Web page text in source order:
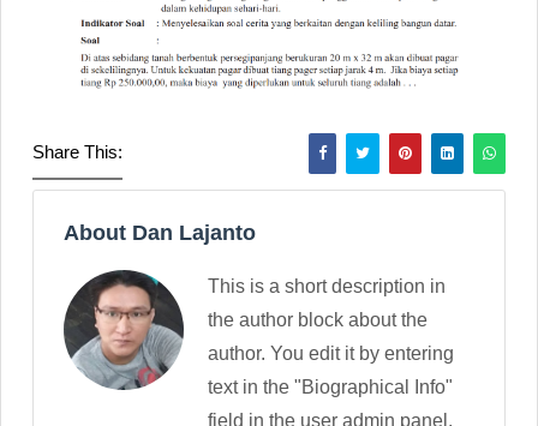
Share This:
About Dan Lajanto
This is a short description in
the author block about the
author. You edit it by entering
text in the "Biographical Info"
field in the user admin panel.